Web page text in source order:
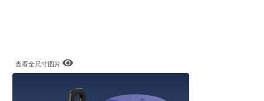
查看全尺寸图片